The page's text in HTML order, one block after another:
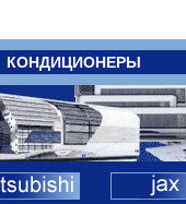
КОНДИЦИОНЕРЫ